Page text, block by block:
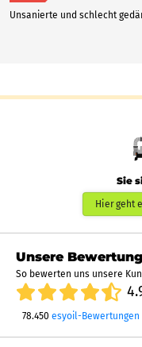
Unsanierte und schlecht
Sie
Hier geht
Unsere
So bewerten uns unsere
78.450 esyoil-Bewertungen